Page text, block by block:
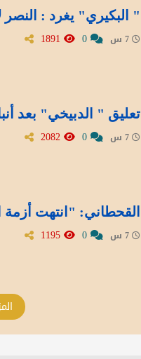
" البكيري" يغرد : النصر
تعليق " الدبيخي" بعد
القحطاني: "انتهت